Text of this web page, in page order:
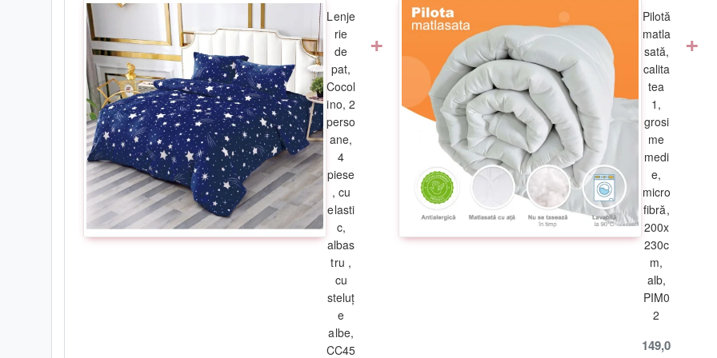
Lenje
rie
de
pat,
Cocol
ino, 2
perso
ane,
4
piese
, cu
elasti
c,
albas
tru ,
cu
steluț
e
albe,
CC45
+
Pilotă
matla
sată,
calita
tea
1,
grosi
me
medi
e,
micro
fibră,
200x
230c
m,
alb,
PIM0
2
149,0
+
ntreţinere:
spală ușor la temperaturi scăzute, nu mai mari de 30 grade C
pentru a evita șifonarea;
- sunt suficienți detergenții normali, fără înălbitori chimici;
- se calcă la maxim130 grade C(dacă se consideră a fi necesar)
- se poate usca în uscătorul electric;
- se recomandă a se spăla înainte de prima utilizare din motive de igienă.
Info:
- pozele sunt cu titlu de prezentare, de aceea nuanțele pot fi sensibil diferite în realitate datorită luminozității și setărilord
care sunt afișate.